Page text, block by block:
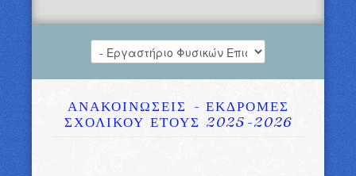
ΑΝΑΚΟΙΝΩΣΕΙΣ - ΕΚΔΡΟΜΕΣ
ΣΧΟΛΙΚΟΥ ΕΤΟΥΣ 2025-2026